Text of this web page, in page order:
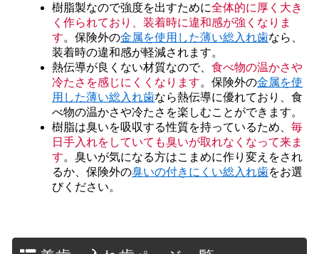
樹脂製なので強度を出すために全体的に厚く大き
く作られており、装着時に違和感が強くなりま
す。保険外の金属を使用した薄い総入れ歯なら、
装着時の違和感が軽減されます。
熱伝導が良くない材質なので、食べ物の温かさや
冷たさを感じにくくなります。保険外の金属を使
用した薄い総入れ歯なら熱伝導に優れており、食
べ物の温かさや冷たさを楽しむことができます。
樹脂は臭いを吸収する性質を持っているため、毎
日手入れをしていても臭いが取れなくなって来ま
す。臭いが気になる方はこまめに作り変えをされ
るか、保険外の臭いの付きにくい総入れ歯をお選
びください。